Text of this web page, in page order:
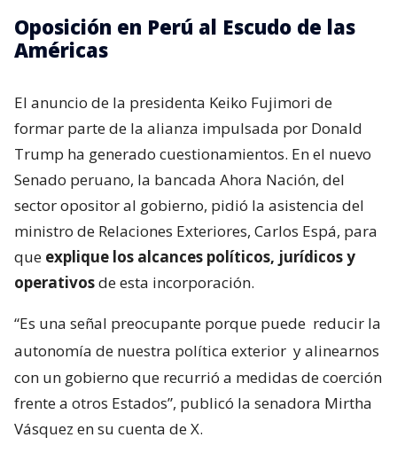
Oposición en Perú al Escudo de las
Américas
El anuncio de la presidenta Keiko Fujimori de
formar parte de la alianza impulsada por Donald
Trump ha generado cuestionamientos. En el nuevo
Senado peruano, la bancada Ahora Nación, del
sector opositor al gobierno, pidió la asistencia del
ministro de Relaciones Exteriores, Carlos Espá, para
que explique los alcances políticos, jurídicos y
operativosde esta incorporación.
“Es una señal preocupante porque puede reducir la
autonomía de nuestra política exterior y alinearnos
con un gobierno que recurrió a medidas de coerción
frente a otros Estados”, publicó la senadora Mirtha
Vásquez en su cuenta de X.